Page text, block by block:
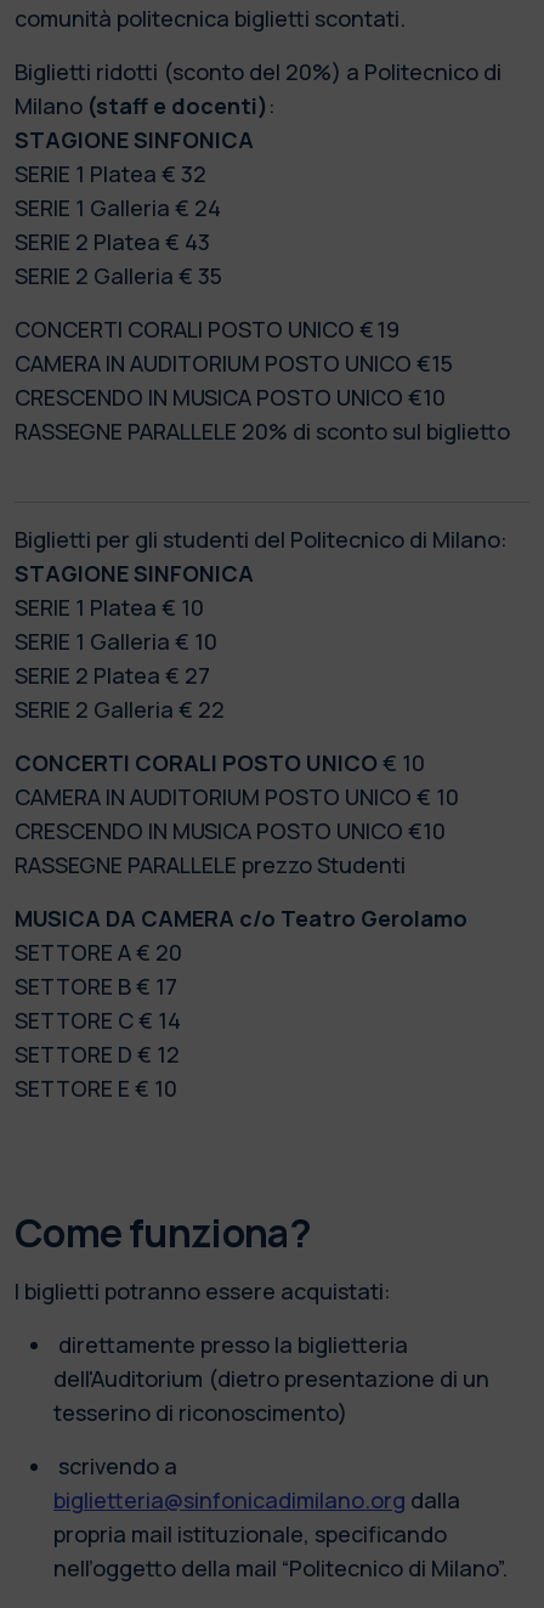
comunità politecnica biglietti scontati.
Biglietti ridotti (sconto del 20%) a Politecnico di
Milano (staff e docenti) :
STAGIONE SINFONICA
SERIE 1 Platea € 32
SERIE 1 Galleria € 24
SERIE 2 Platea € 43
SERIE 2 Galleria € 35
CONCERTI CORALI POSTO UNICO € 19
CAMERA IN AUDITORIUM POSTO UNICO €15
CRESCENDO IN MUSICA POSTO UNICO €10
RASSEGNE PARALLELE 20% di sconto sul biglietto
Biglietti per gli studenti del Politecnico di Milano:
STAGIONE SINFONICA
SERIE 1 Platea € 10
SERIE 1 Galleria € 10
SERIE 2 Platea € 27
SERIE 2 Galleria € 22
CONCERTI CORALI POSTO UNICO € 10
CAMERA IN AUDITORIUM POSTO UNICO € 10
CRESCENDO IN MUSICA POSTO UNICO €10
RASSEGNE PARALLELE prezzo Studenti
MUSICA DA CAMERA c/o Teatro Gerolamo
SETTORE A € 20
SETTORE B € 17
SETTORE C € 14
SETTORE D € 12
SETTORE E € 10
Come funziona?
I biglietti potranno essere acquistati:
direttamente presso la biglietteria
dell'Auditorium (dietro presentazione di un
tesserino di riconoscimento)
scrivendo a
biglietteria@sinfonicadimilano.org dalla
propria mail istituzionale, specificando
nell’oggetto della mail “Politecnico di Milano”.